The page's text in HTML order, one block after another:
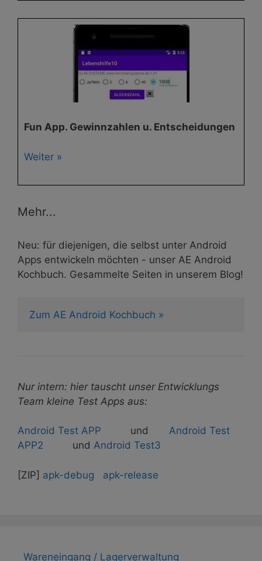
Fun App. Gewinnzahlen u. Entscheidungen
Weiter »
Mehr...
Neu: für diejenigen, die selbst unter Android
Apps entwickeln möchten - unser AE Android
Kochbuch. Gesammelte Seiten in unserem Blog!
Zum AE Android Kochbuch »
Nur intern: hier tauscht unser Entwicklungs
Team kleine Test Apps aus:
Android Test APP und Android Test
APP2 und Android Test3
[ZIP] apk-debug apk-release
Wareneingang / Lagerverwaltung